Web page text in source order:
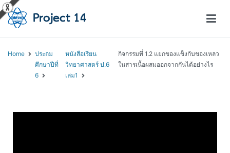
Home
ประถม
ศึกษาปีที่
6
หนังสือเรียน
วิทยาศาสตร์ ป.6
เล่ม1
กิจกรรมที่ 1.2 แยกของแข็งกับของเหลว
ในสารเนื้อผสมออกจากกันได้อย่างไร